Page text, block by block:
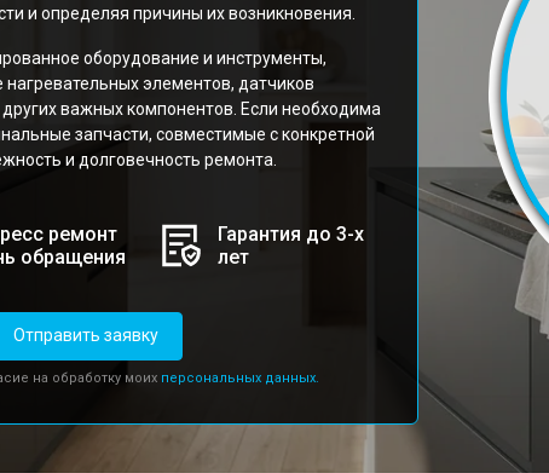
и определяя причины их возникновения.
оборудование и инструменты,
элементов, датчиков
важных компонентов. Если необходима
запчасти, совместимые с конкретной
и долговечность ремонта.
ремонт
обращения
Гарантия до 3-х
лет
Отправить заявку
на обработку моих персональных данных.